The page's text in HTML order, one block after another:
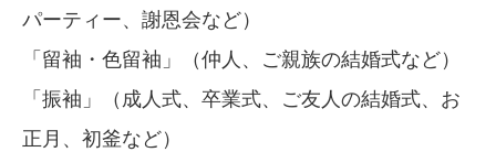
パーティー、謝恩会など）
「留袖・色留袖」（仲人、ご親族の結婚式など）
「振袖」（成人式、卒業式、ご友人の結婚式、お
正月、初釜など）